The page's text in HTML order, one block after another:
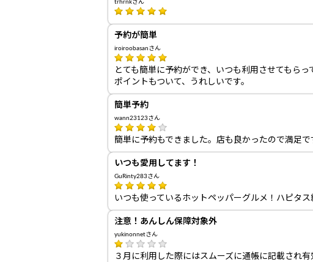
trhrnkさん
予約が簡単
iroiroobasanさん
とても簡単に予約ができ、いつも利用させてもらっ
ポイントもついて、うれしいです。
簡単予約
wann23123さん
簡単に予約もできました。店も良かったので満足で
いつも愛用してます！
GuRinty283さん
いつも使っているホットペッパーグルメ！ハピタ
注意！あんしん保障対象外
yukinonnetさん
３月に利用した際にはスムーズに通帳に記載され